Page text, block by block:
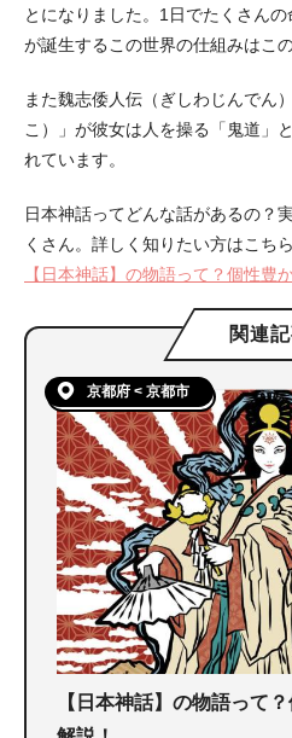
とになりました。1日でたくさん
が誕生するこの世界の仕組みはこ
また魏志倭人伝（ぎしわじんでん
こ）」が彼女は人を操る「鬼道」
れています。
日本神話ってどんな話があるの？
くさん。詳しく知りたい方はこち
【日本神話】の物語って？個性豊
関連
京都府 < 京都市
【日本神話】の物語って